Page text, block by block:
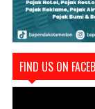
FIND US ON